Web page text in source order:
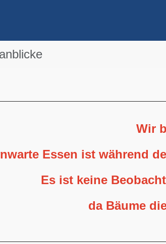
Wir
Essen ist während
Es ist keine
da Bäume